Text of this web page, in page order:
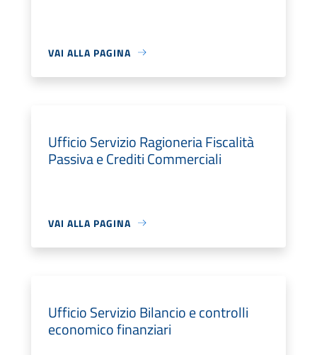
VAI ALLA PAGINA
Ufficio Servizio Ragioneria Fiscalità
Passiva e Crediti Commerciali
VAI ALLA PAGINA
Ufficio Servizio Bilancio e controlli
economico finanziari